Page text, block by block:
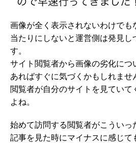
画像が全く表示されないわけでも
当たりにしないと運営側は発見し
す。
サイト閲覧者から画像の劣化につ
あればすぐに気づくかもしれませ
閲覧者が自分のサイトを見ていて
よね。
始めて訪問する閲覧者がこういっ
記事を見た時にマイナスに感じて